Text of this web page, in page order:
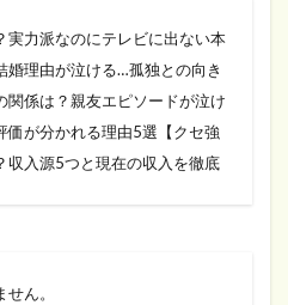
実力派なのにテレビに出ない本
婚理由が泣ける…孤独との向き
関係は？親友エピソードが泣け
価が分かれる理由5選【クセ強
収入源5つと現在の収入を徹底
ん。